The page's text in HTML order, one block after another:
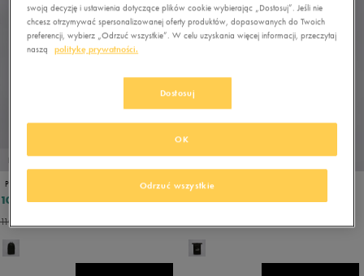
PROMO: DO -30%
PUMA PLECAK PUMA PLUS
129,99 zł
103,99 zł
110,49 zł
PUMA PLECAK BASE SMALL
79,99 zł
swoją decyzję i ustawienia dotyczące plików cookie wybierając „Dostosuj”. Jeśli nie
chcesz otrzymywać spersonalizowanej oferty produktów, dopasowanych do Twoich
preferencji, wybierz „Odrzuć wszystkie”. W celu uzyskania więcej informacji, przeczytaj
naszą
politykę prywatności.
Dostosuj
Odrzuć wszystkie
OK